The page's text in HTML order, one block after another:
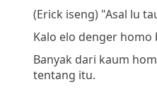
(Erick iseng) "Asal lu
Kalo elo denger
Banyak dari kaum
tentang itu.